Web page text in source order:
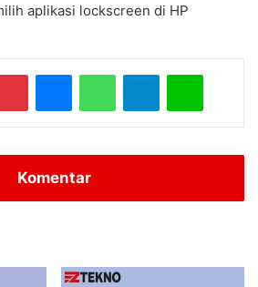
aplikasi lockscreen di HP
PinterestMessengerWhatsAppTelegramLine
Komentar